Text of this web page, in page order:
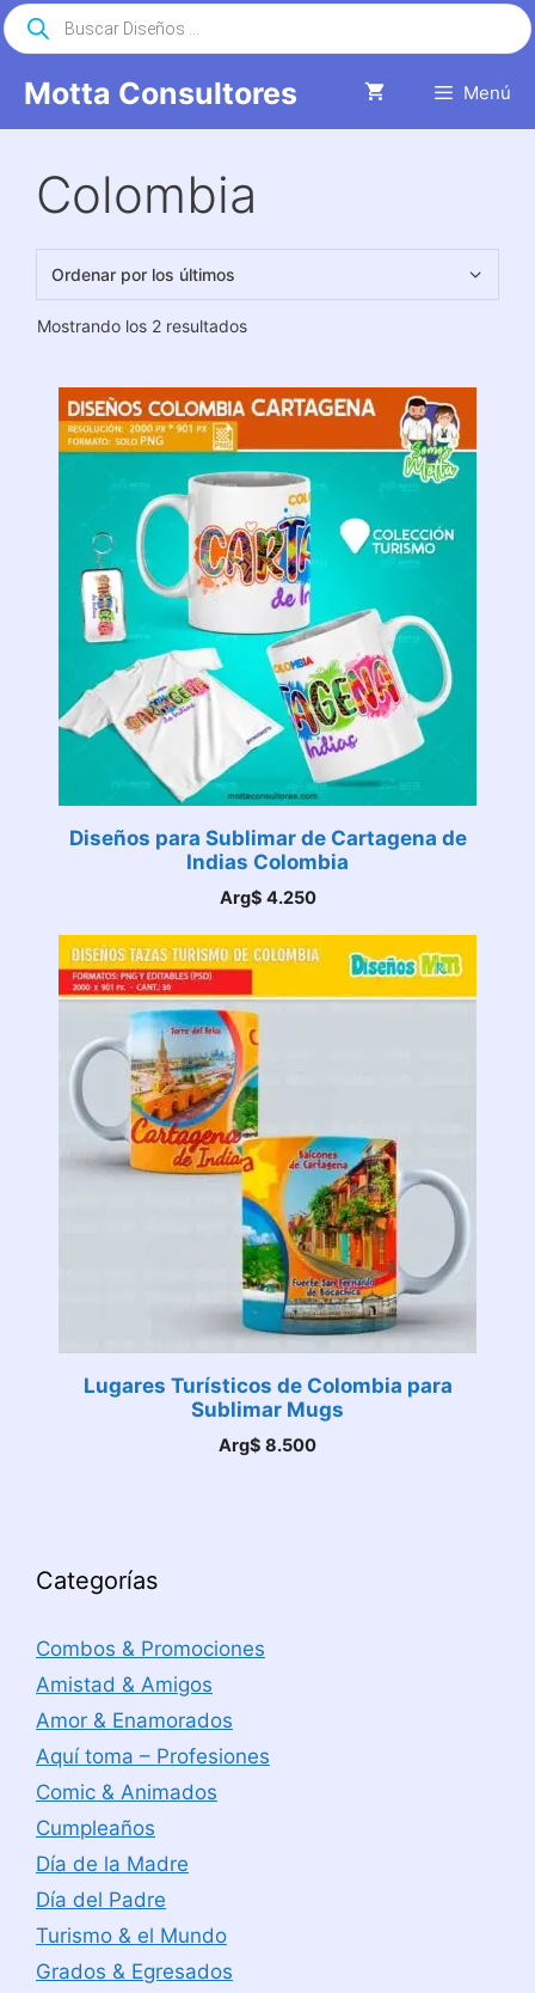
Saltar
al
Motta Consultores Menú
Búsqueda
de
productos
Colombia
Mostrando los 2 resultadosOrdenado
últimos
Diseños para Sublimar de Cartagena de
Indias Colombia
Arg$ 4.250
Lugares Turísticos de Colombia para
Sublimar Mugs
Arg$ 8.500
Categorías
Combos & Promociones
Amistad & Amigos
Amor & Enamorados
Aquí toma – Profesiones
Comic & Animados
Cumpleaños
Día de la Madre
Día del Padre
Turismo & el Mundo
Grados & Egresados